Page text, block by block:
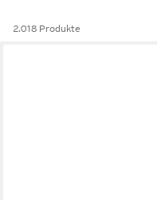
2.018 Produkte